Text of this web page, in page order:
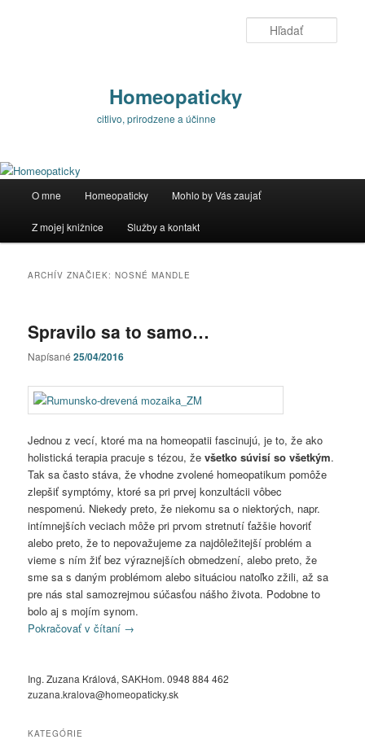
Homeopaticky
citlivo, prirodzene a účinne
O mne Homeopaticky Mohlo by Vás zaujať
Z mojej knižnice Služby a kontakt
ARCHÍV ZNAČIEK:NOSNÉ MANDLE
Spravilo sa to samo…
Napísané25/04/2016
Jednou z vecí, ktoré ma na homeopatii fascinujú, je to, že ako
holistická terapia pracuje s tézou, ževšetko súvisí so všetkým.
Tak sa často stáva, že vhodne zvolené homeopatikum pomôže
zlepšiť symptómy, ktoré sa pri prvej konzultácii vôbec
nespomenú. Niekedy preto, že niekomu sa o niektorých, napr.
intímnejších veciach môže pri prvom stretnutí ťažšie hovoriť
alebo preto, že to nepovažujeme za najdôležitejší problém a
vieme s ním žiť bez výraznejších obmedzení, alebo preto, že
sme sa s daným problémom alebo situáciou natoľko zžili, až sa
pre nás stal samozrejmou súčasťou nášho života. Podobne to
bolo aj s mojím synom.
Pokračovať v čítaní →
Ing. Zuzana Králová, SAKHom. 0948 884 462
zuzana.kralova@homeopaticky.sk
KATEGÓRIE